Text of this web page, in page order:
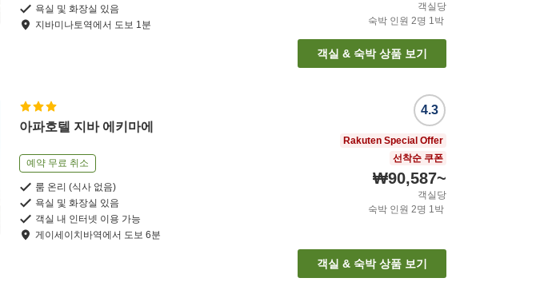
욕실 및 화장실 있음
지바미나토역에서 도보 1분
객실당
숙박 인원 2명 1박
객실 & 숙박 상품 보기
아파호텔 지바 에키마에
예약 무료 취소
룸 온리 (식사 없음)
욕실 및 화장실 있음
객실 내 인터넷 이용 가능
게이세이치바역에서 도보 6분
4.3
Rakuten Special Offer
선착순 쿠폰
₩90,587~
객실당
숙박 인원 2명 1박
객실 & 숙박 상품 보기